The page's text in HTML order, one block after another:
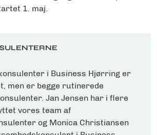
1. maj.
i Business Hjørring er
men er begge rutinerede
Jan Jensen har i flere
vores team af
og Monica Christiansen